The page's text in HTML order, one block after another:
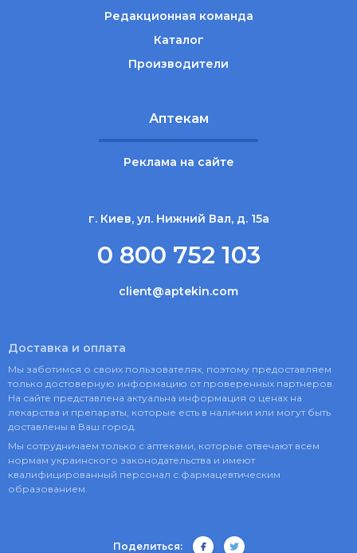
Редакционная команда
Каталог
Производители
Аптекам
Реклама на сайте
г. Киев, ул. Нижний Вал, д. 15а
0 800 752 103
client@aptekin.com
Доставка и оплата
Мы заботимся о своих пользователях, поэтому предоставляем
только достоверную информацию от проверенных партнеров.
На сайте представлена актуальна информация о ценах на
лекарства и препараты, которые есть в наличии или могут быть
доставлены в Ваш город.
Мы сотрудничаем только с аптеками, которые отвечают всем
нормам украинского законодательства и имеют
квалифицированный персонал с фармацевтическим
образованием.
Поделиться: